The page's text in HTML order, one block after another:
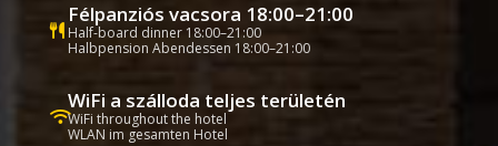
Félpanziós vacsora 18:00–21:00
Half-board dinner 18:00–21:00
Halbpension Abendessen 18:00–21:00
WiFi a szálloda teljes területén
WiFi throughout the hotel
WLAN im gesamten Hotel